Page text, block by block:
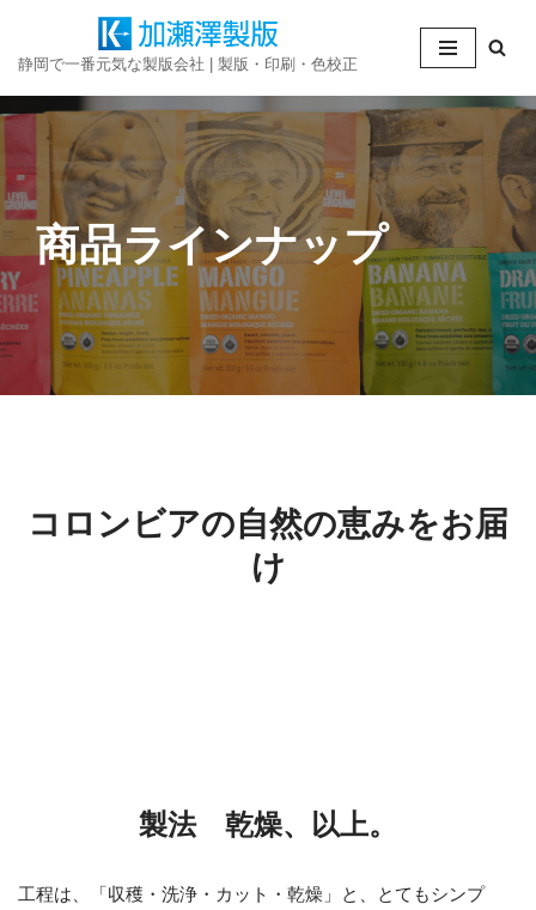
コ
ン
テ
ツ
へ
ッ
プ
静岡で一番元気な製版会社 | 製版・印刷・色校正
商品ラインナップ
コロンビアの自然の恵みをお届
け
製法 乾燥、以上。
工程は、「収穫・洗浄・カット・乾燥」と、とてもシンプ